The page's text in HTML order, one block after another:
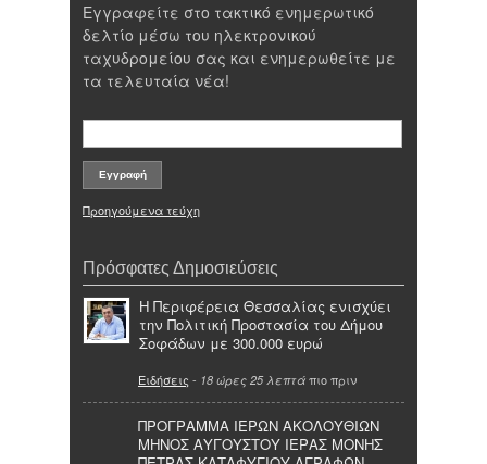
Εγγραφείτε στο τακτικό ενημερωτικό
δελτίο μέσω του ηλεκτρονικού
ταχυδρομείου σας και ενημερωθείτε με
τα τελευταία νέα!
Προηγούμενα τεύχη
Πρόσφατες Δημοσιεύσεις
Η Περιφέρεια Θεσσαλίας ενισχύει
την Πολιτική Προστασία του Δήμου
Σοφάδων με 300.000 ευρώ
Ειδήσεις - 18 ώρες 25 λεπτά πιο πριν
ΠΡΟΓΡΑΜΜΑ ΙΕΡΩΝ ΑΚΟΛΟΥΘΙΩΝ
ΜΗΝΟΣ ΑΥΓΟΥΣΤΟΥ ΙΕΡΑΣ ΜΟΝΗΣ